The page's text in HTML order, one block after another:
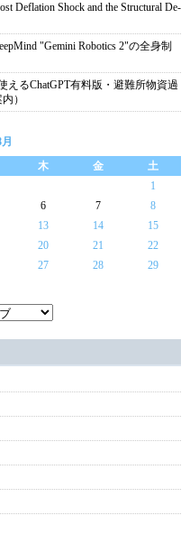
Deflation Shock and the Structural De-
"Gemini Robotics 2"の全身制
るChatGPT有料版・避難所物資過
）
木 金
土
1
6 7
8
13 14
15
20 21
22
27 28
29